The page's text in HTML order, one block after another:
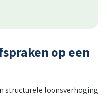
op een
structurele loonsverhoging